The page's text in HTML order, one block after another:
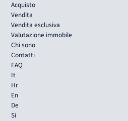
Acquisto
Vendita
Vendita esclusiva
Valutazione immobile
Chi sono
Contatti
FAQ
It
Hr
En
De
Si